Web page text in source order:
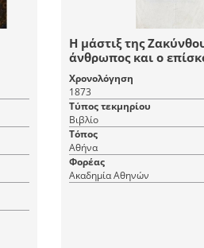
Η μάστιξ της
άνθρωπος και ο
Κατραμής
Χρονολόγηση
1873
Τύπος τεκμηρίου
Βιβλίο
Τόπος
Αθήνα
Φορέας
Ακαδημία Αθηνών